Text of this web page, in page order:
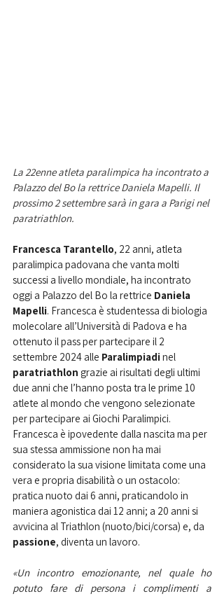
La 22enne atleta paralimpica ha incontrato a
Palazzo del Bo la rettrice Daniela Mapelli. Il
prossimo 2 settembre sarà in gara a Parigi nel
paratriathlon.
Francesca Tarantello, 22 anni, atleta
paralimpica padovana che vanta molti
successi a livello mondiale, ha incontrato
oggi a Palazzo del Bo la rettrice Daniela
Mapelli. Francesca è studentessa di biologia
molecolare all’Università di Padova e ha
ottenuto il pass per partecipare il 2
settembre 2024 alle Paralimpiadi nel
paratriathlon grazie ai risultati degli ultimi
due anni che l’hanno posta tra le prime 10
atlete al mondo che vengono selezionate
per partecipare ai Giochi Paralimpici.
Francesca è ipovedente dalla nascita ma per
sua stessa ammissione non ha mai
considerato la sua visione limitata come una
vera e propria disabilità o un ostacolo:
pratica nuoto dai 6 anni, praticandolo in
maniera agonistica dai 12 anni; a 20 anni si
avvicina al Triathlon (nuoto/bici/corsa) e, da
passione, diventa un lavoro.
«Un incontro emozionante, nel quale ho
potuto fare di persona i complimenti a